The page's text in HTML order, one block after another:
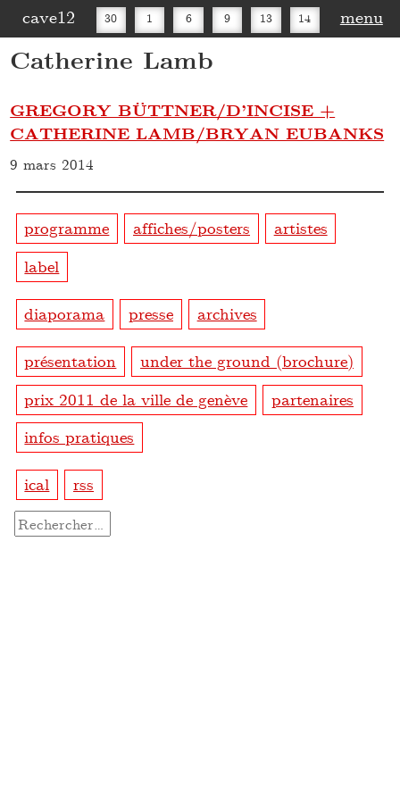
cave12 30 1 6 9 13 14
20
menu
Catherine Lamb
GREGORY BÜTTNER/D’INCISE +
CATHERINE LAMB/BRYAN EUBANKS
9 mars 2014
programme affiches/posters
artistes
label
diaporama presse archives
présentation
under the ground (brochure)
prix 2011 de la ville de genève
partenaires
infos pratiques
ical rss
Rechercher :